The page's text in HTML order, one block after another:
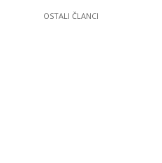
OSTALI ČLANCI